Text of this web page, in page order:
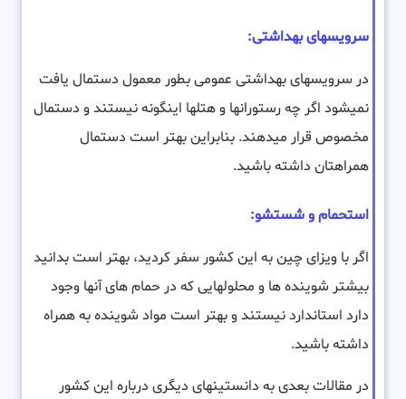
سرویسهای بهداشتی:
در سرویسهای بهداشتی عمومی بطور معمول دستمال یافت
نمیشود اگر چه رستورانها و هتلها اینگونه نیستند و دستمال
مخصوص قرار میدهند. بنابراین بهتر است دستمال
همراهتان داشته باشید.
استحمام و شستشو:
اگر با ویزای چین به این کشور سفر کردید، بهتر است بدانید
بیشتر شوینده ها و محلولهایی که در حمام های آنها وجود
دارد استاندارد نیستند و بهتر است مواد شوینده به همراه
داشته باشید.
در مقالات بعدی به دانستینهای دیگری درباره این کشور